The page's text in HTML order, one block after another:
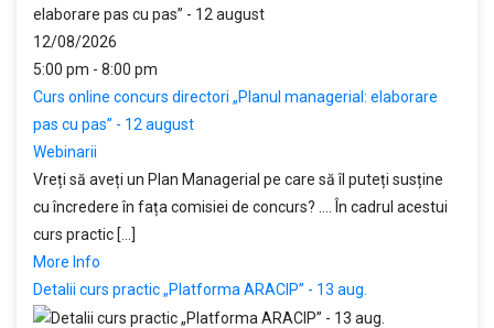
12/08/2026
5:00 pm - 8:00 pm
Curs online concurs directori „Planul managerial: elaborare
pas cu pas” - 12 august
Webinarii
Vreți să aveți un Plan Managerial pe care să îl puteți susține
cu încredere în fața comisiei de concurs? .... În cadrul acestui
curs practic [...]
More Info
Detalii curs practic „Platforma ARACIP” - 13 aug.